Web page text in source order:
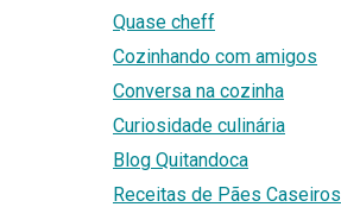
Quase cheff
Cozinhando com amigos
Conversa na cozinha
Curiosidade culinária
Blog Quitandoca
Receitas de Pães Caseiros